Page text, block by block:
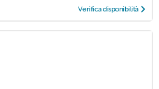
Verifica disponibilità